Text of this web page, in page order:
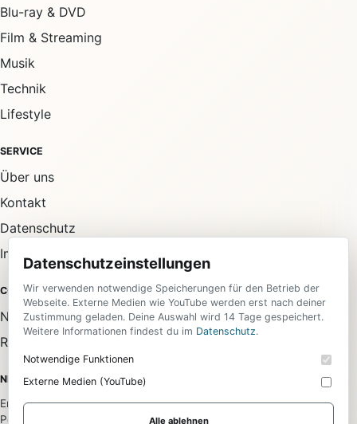
Blu-ray & DVD
Film & Streaming
Musik
Technik
Lifestyle
SERVICE
Über uns
Kontakt
Datenschutz
Impressum
COMMUNITY
Newsletter
RSS-Feed
NEWSLETTER
Erhalte die wichtigsten News aus allen Bereichen direkt in dein
Postfach.
Datenschutzeinstellungen
Wir verwenden notwendige Speicherungen für den Betrieb der
Webseite. Externe Medien wie YouTube werden erst nach deiner
Zustimmung geladen. Deine Auswahl wird 14 Tage gespeichert.
Weitere Informationen findest du im Datenschutz.
Notwendige Funktionen
Externe Medien (YouTube)
Alle ablehnen